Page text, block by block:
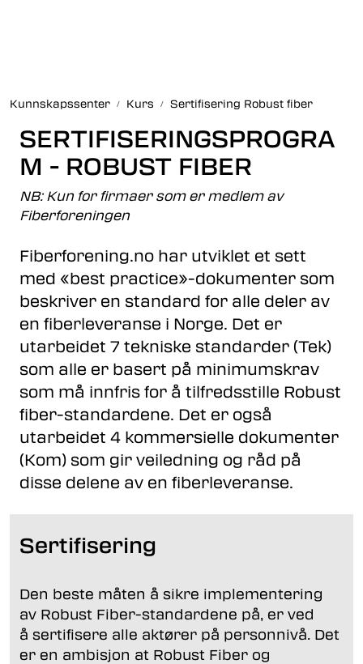
Kunnskapssenter Kurs Sertifisering Robust fiber
SERTIFISERINGSPROGRA
M - ROBUST FIBER
NB: Kun for firmaer som er medlem av
Fiberforeningen
Fiberforening.no har utviklet et sett
med «best practice»-dokumenter som
beskriver en standard for alle deler av
en fiberleveranse i Norge. Det er
utarbeidet 7 tekniske standarder (Tek)
som alle er basert på minimumskrav
som må innfris for å tilfredsstille Robust
fiber-standardene. Det er også
utarbeidet 4 kommersielle dokumenter
(Kom) som gir veiledning og råd på
disse delene av en fiberleveranse.
Sertifisering
Den beste måten å sikre implementering
av Robust Fiber-standardene på, er ved
å sertifisere alle aktører på personnivå. Det
er en ambisjon at Robust Fiber og
Strukturert kabling
Industrielle produkter
Outlet
Nyheter
Om oss